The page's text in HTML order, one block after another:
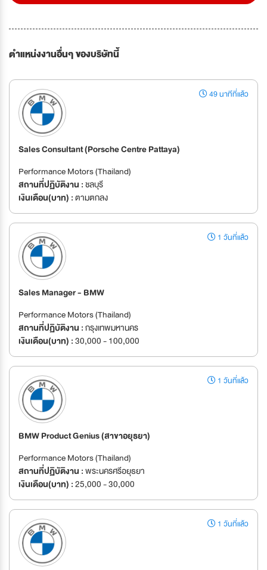
ตำแหน่งงานอื่นๆ ของบริษัทนี้
49 นาทีที่แล้ว
Sales Consultant (Porsche Centre Pattaya)
Performance Motors (Thailand)
สถานที่ปฏิบัติงาน :ชลบุรี
เงินเดือน(บาท) :ตามตกลง
1 วันที่แล้ว
Sales Manager - BMW
Performance Motors (Thailand)
สถานที่ปฏิบัติงาน :กรุงเทพมหานคร
เงินเดือน(บาท) :30,000 - 100,000
1 วันที่แล้ว
BMW Product Genius (สาขาอยุธยา)
Performance Motors (Thailand)
สถานที่ปฏิบัติงาน :พระนครศรีอยุธยา
เงินเดือน(บาท) :25,000 - 30,000
1 วันที่แล้ว